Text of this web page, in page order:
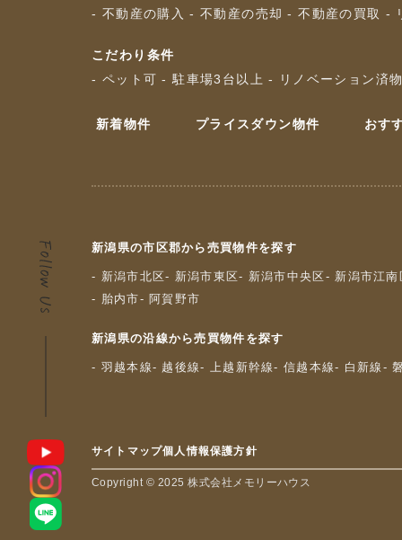
- 不動産の購入 - 不動産の売却 - 不動産の買取 -
こだわり条件
- ペット可 - 駐車場3台以上 - リノベーション済
新着物件 プライスダウン物件 おす
新潟県の市区郡から売買物件を探す
- 新潟市北区- 新潟市東区- 新潟市中央区 - 新潟市江南
- 胎内市- 阿賀野市
新潟県の沿線から売買物件を探す
- 羽越本線- 越後線- 上越新幹線- 信越本線- 白新線 -
サイトマップ個人情報保護方針
Copyright © 2025 株式会社メモリーハウス